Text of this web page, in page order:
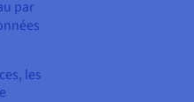
par
les